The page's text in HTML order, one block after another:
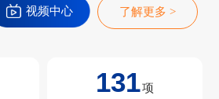
视频中心 了解更多 >
131项